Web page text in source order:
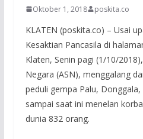
Oktober 1, 2018 poskita.co
KLATEN (poskita.co) – Usai
Kesaktian Pancasila di
Klaten, Senin pagi (1/10/
Negara (ASN), menggalang
peduli gempa Palu,
sampai saat ini menelan
dunia 832 orang.